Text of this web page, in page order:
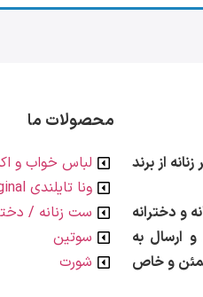
از برند
و دخترانه
و ارسال به
و خاص
محصولات ما
لباس خواب و
ونا تایلندی Original
ست زنانه /
سوتین
شورت